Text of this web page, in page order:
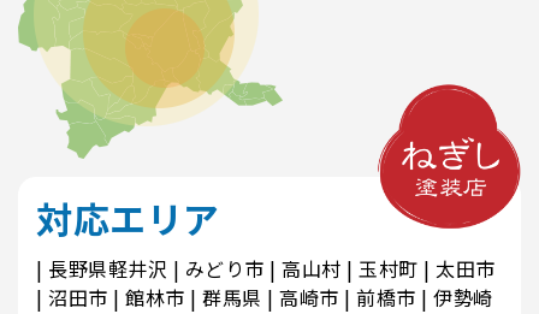
対応エリア
長野県軽井沢 みどり市 高山村 玉村町
太田市
沼田市
館林市 群馬県 高崎市 前橋市
伊勢崎